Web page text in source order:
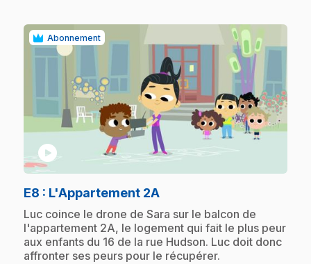
Abonnement
play_circle
E8 : L'Appartement 2A
.Luc coince le drone de Sara sur le balcon de
l'appartement 2A, le logement qui fait le plus peur
aux enfants du 16 de la rue Hudson. Luc doit donc
affronter ses peurs pour le récupérer.